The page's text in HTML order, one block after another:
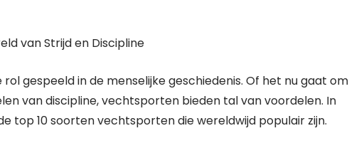
van Strijd en Discipline
gespeeld in de menselijke geschiedenis. Of het nu gaat om
van discipline, vechtsporten bieden tal van voordelen. In
top 10 soorten vechtsporten die wereldwijd populair zijn.